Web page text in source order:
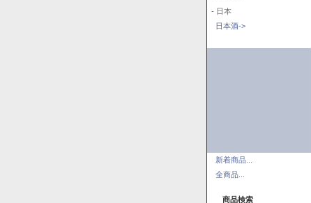
- 日本
日本酒->
新着商品...
全商品...
商品検索